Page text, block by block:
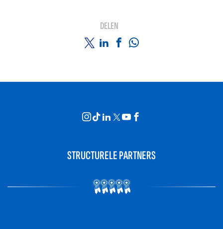
DELEN
STRUCTURELE PARTNERS